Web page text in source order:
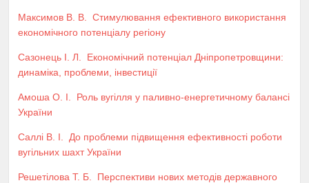
Максимов В. В.
Стимулювання ефективного використання
економічного потенціалу регіону
Сазонець І. Л.
Економічний потенціал Дніпропетровщини:
динаміка, проблеми, інвестиції
Амоша О. І.
Роль вугілля у паливно-енергетичному балансі
України
Саллі В. І.
До проблеми підвищення ефективності роботи
вугільних шахт України
Решетілова Т. Б.
Перспективи нових методів державного